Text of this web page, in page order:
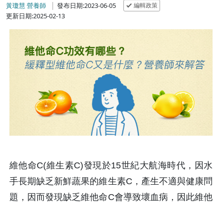
黃瓊慧 營養師 發布日期:2023-06-05 編輯政策
更新日期:2025-02-13
維他命C(維生素C)發現於15世紀大航海時代，因水
手長期缺乏新鮮蔬果的維生素C，產生不適與健康問
題，因而發現缺乏維他命C會導致壞血病，因此維他